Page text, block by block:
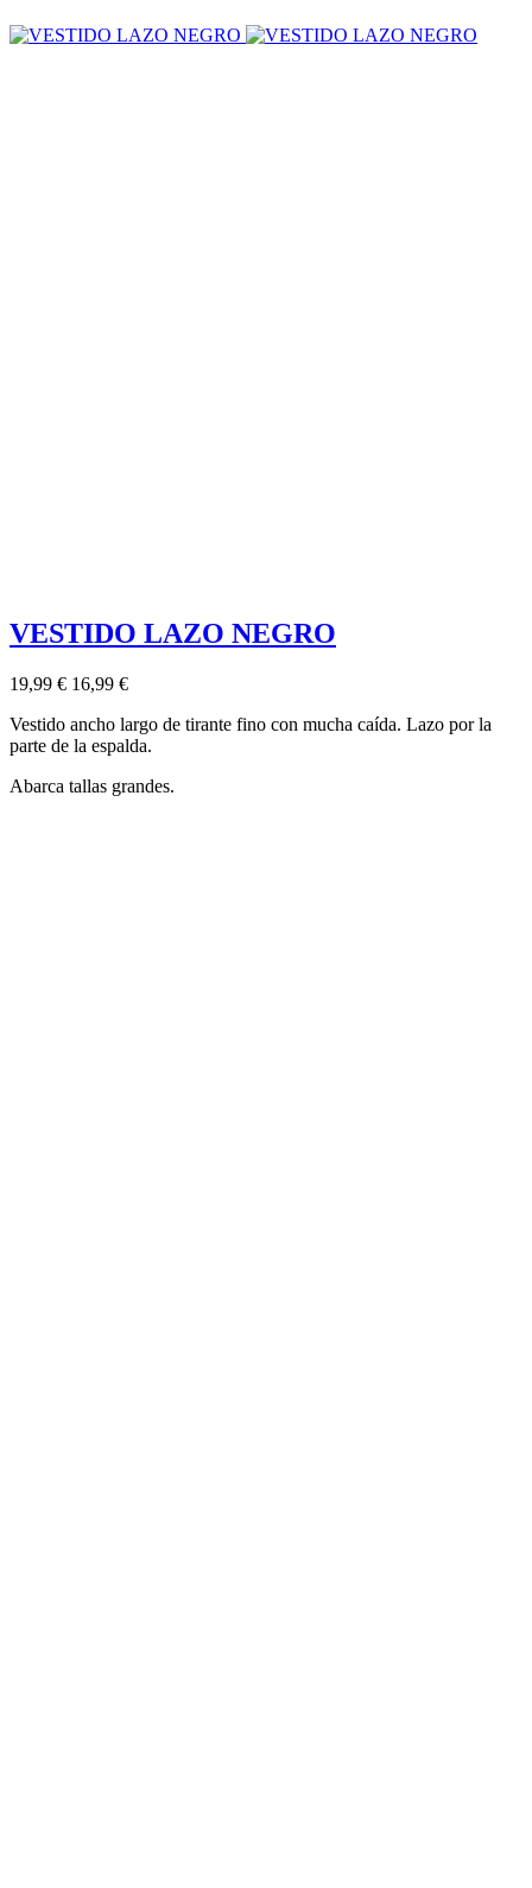
VESTIDO LAZO NEGRO
19,99 € 16,99 €
Vestido ancho largo de tirante fino con mucha caída. Lazo por la
parte de la espalda.
Abarca tallas grandes.